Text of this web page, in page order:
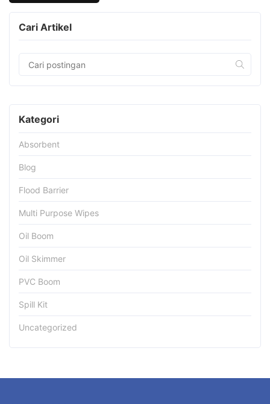
Cari Artikel
Kategori
Absorbent
Blog
Flood Barrier
Multi Purpose Wipes
Oil Boom
Oil Skimmer
PVC Boom
Spill Kit
Uncategorized